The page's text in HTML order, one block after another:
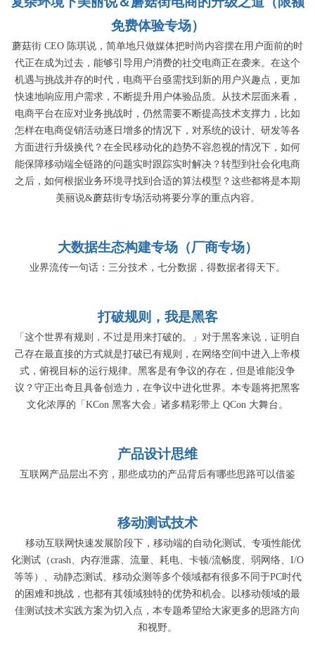
免费体验专场）
蘑菇街 CEO 陈琪说，简单地只做媒体把时尚内容摆在用户面前的时
代正在成为过去，能够引导用户消费的社交电商正在袭来。在这个
机遇与挑战并存的时代，电商平台亟需找到新的用户兴趣点，更加
快速地响应用户需求，不断提升用户体验品质。从技术层面来看，
电商平台在应对业务挑战时，仍然需要不断提高技术支撑力，比如
怎样在电商促销活动逐日增多的情况下，对系统的设计、研发等各
方面进行升级换代？在全民移动化的趋势不容忽视的情况下，如何
能保障移动端全链路的问题实时跟踪实时解决？转型到社会化电商
之后，如何根据业务环境寻找到合适的算法模型？这些都将是本期
美丽说&蘑菇街专场活动将要分享的重点内容。
大数据生态构建专场（厂商专场）
业界流传一句话：三分技术，七分数据，得数据者得天下。
打破规则，我是黑客
「这个世界有规则，不过是用来打破的。」对于黑客来说，证明自
己存在最直接的方式就是打破已有规则，在网络空间中进入上帝模
式，俯视目标的运行规律。黑客是有争议的存在，但是谁能没争
议？守正出奇且具备创造力，在争议中进化世界。本专题将把黑客
文化浓厚的「KCon 黑客大会」诸多精彩带上 QCon 大舞台。
产品设计思维
互联网产品层出不穷，那些成功的产品背后有哪些思路可以借鉴
移动测试技术
移动互联网快速发展阶段下，移动端的自动化测试、专项性能优
化测试（crash、内存泄露、流量、耗电、卡顿/流畅度、弱网络、I/O
等等）、动静态测试、移动众测等多个领域都有很多不同于PC时代
的困难和挑战，也都有其领域独特的优势和机会。以移动领域的最
佳测试技术实践方案为切入点，本专题希望给大家更多的思路方向
和视野。